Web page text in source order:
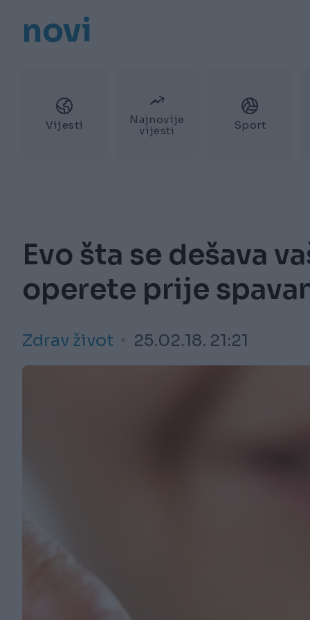
novi
Vijesti
Najnovije
vijesti
Sport
Evo šta se dešava
operete prije
Zdrav život 25.02.18. 21:21